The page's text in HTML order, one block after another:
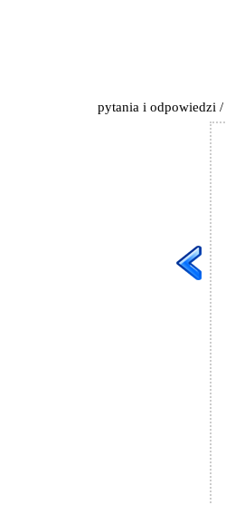
pytania i odpowiedzi /